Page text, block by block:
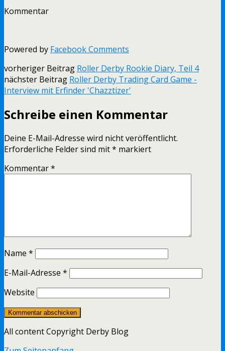
Kommentar
Powered by Facebook Comments
vorheriger Beitrag Roller Derby Rookie Diary, Teil 4
nächster Beitrag Roller Derby Trading Card Game -
Interview mit Erfinder 'Chazztizer'
Schreibe einen Kommentar
Deine E-Mail-Adresse wird nicht veröffentlicht.
Erforderliche Felder sind mit* markiert
Kommentar*
Name *
E-Mail-Adresse *
Website
All content Copyright Derby Blog